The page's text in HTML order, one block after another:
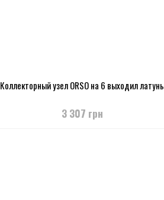
Коллекторный узел ORSO на 6 выходил латунь
3 307 грн